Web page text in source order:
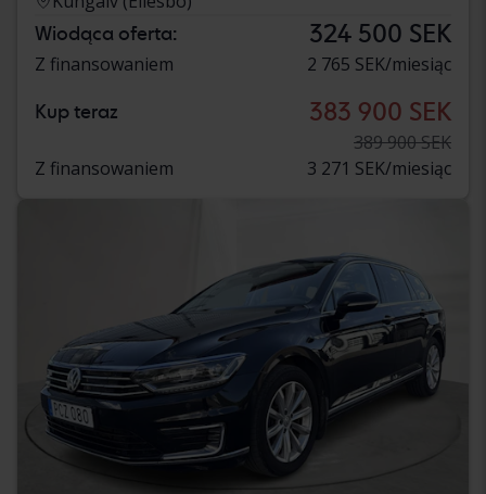
Wiodąca oferta: 324 500 SEK
Z finansowaniem 2 765 SEK/miesiąc
Kup teraz 383 900 SEK
389 900 SEK
Z finansowaniem
3 271 SEK/miesiąc